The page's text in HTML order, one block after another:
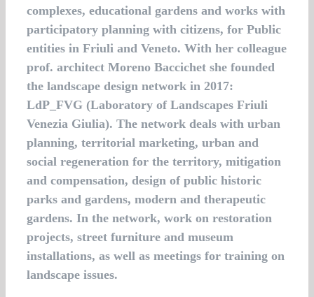
complexes, educational gardens and works with
participatory planning with citizens, for Public
entities in Friuli and Veneto. With her colleague
prof. architect Moreno Baccichet she founded
the landscape design network in 2017:
LdP_FVG (Laboratory of Landscapes Friuli
Venezia Giulia). The network deals with urban
planning, territorial marketing, urban and
social regeneration for the territory, mitigation
and compensation, design of public historic
parks and gardens, modern and therapeutic
gardens. In the network, work on restoration
projects, street furniture and museum
installations, as well as meetings for training on
landscape issues.